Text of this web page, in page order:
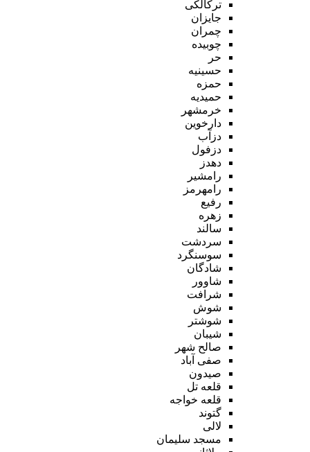
ترکالکی
جایزان
چمران
چوبیده
حر
حسینیه
حمزه
حمیدیه
خرمشهر
دارخوین
دزآب
دزفول
دهدز
رامشیر
رامهرمز
رفیع
زهره
سالند
سردشت
سوسنگرد
شادگان
شاوور
شرافت
شوش
شوشتر
شیبان
صالح شهر
صفی آباد
صیدون
قلعه تل
قلعه خواجه
گتوند
لالی
مسجد سلیمان